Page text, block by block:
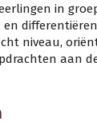
in
niveau,
aan